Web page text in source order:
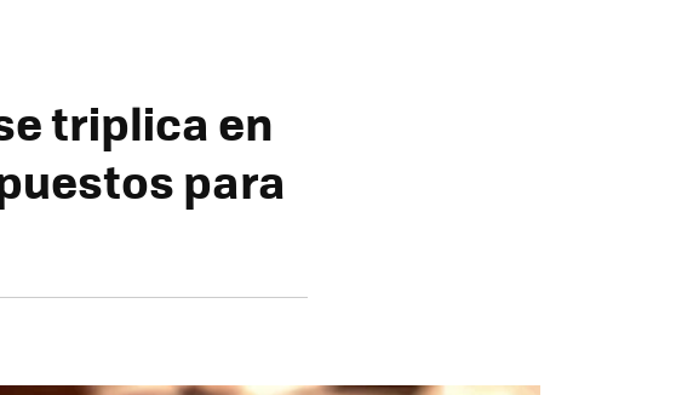
triplica en
para